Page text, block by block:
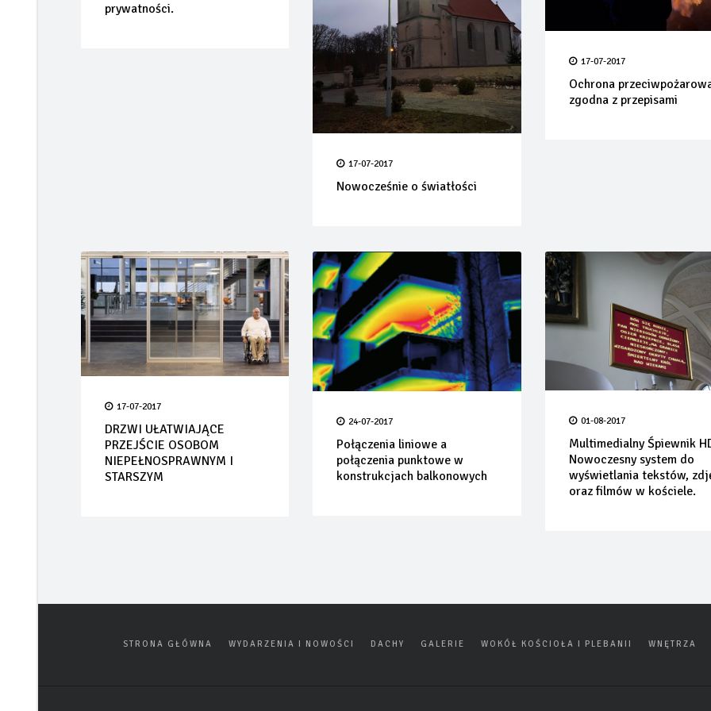
prywatności.
17-07-2017
Nowocześnie o światłości
17-07-2017
Ochrona
zgodna z przepisami
17-07-2017
DRZWI UŁATWIAJĄCE
PRZEJŚCIE OSOBOM
NIEPEŁNOSPRAWNYM I
STARSZYM
24-07-2017
Połączenia liniowe a
połączenia punktowe w
konstrukcjach balkonowych
01-08-2017
Multimedialny Śpiewnik
Nowoczesny system do
wyświetlania tekstów,
oraz filmów w kościele.
STRONA GŁÓWNA WYDARZENIA I NOWOŚCI DACHY GALERIE WOKÓŁ KOŚCIOŁA I PLEBANII WNĘTRZA